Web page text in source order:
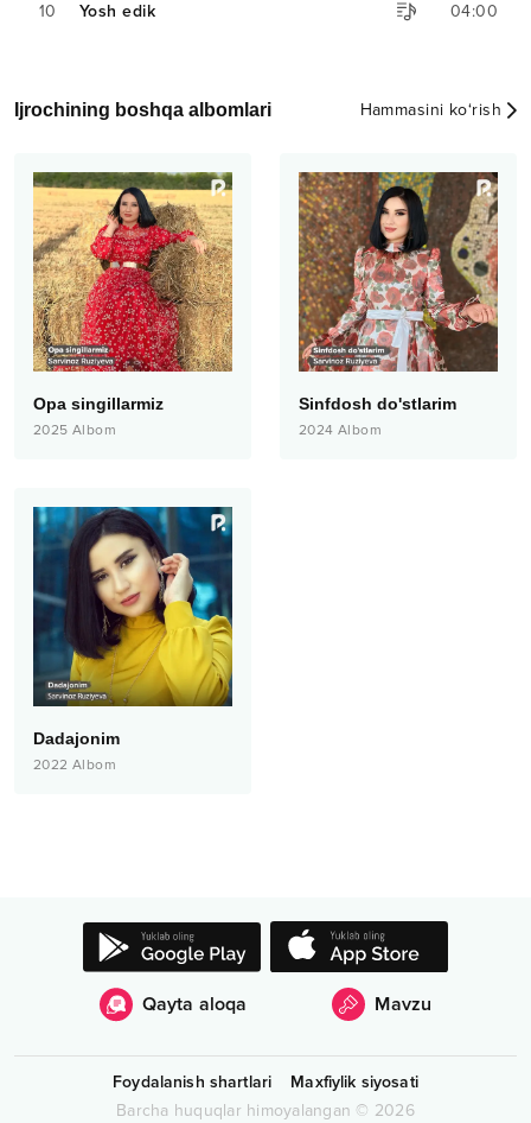
10 Yosh edik 04:00
Ijrochining boshqa albomlari Hammasini ko‘rish
Opa singillarmiz
2025 Albom
Sinfdosh do'stlarim
2024 Albom
Dadajonim
2022 Albom
Qayta aloqa Mavzu
Foydalanish shartlari
Maxfiylik siyosati
Barcha huquqlar himoyalangan © 2026